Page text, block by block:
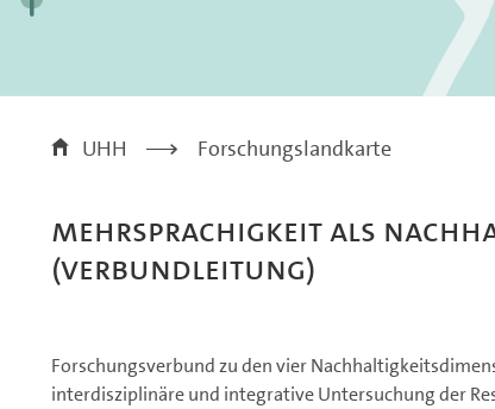
UHH > Forschungslandkarte
Mehrsprachigkeit als
(Verbundleitung)
Forschungsverbund zu den vier
interdisziplinäre und integrative Untersuchung der